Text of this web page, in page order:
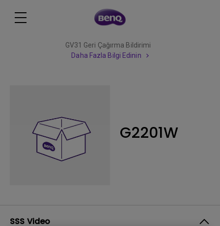
GV31 Geri Çağırma Bildirimi
Daha Fazla Bilgi Edinin
G2201W
SSS Video